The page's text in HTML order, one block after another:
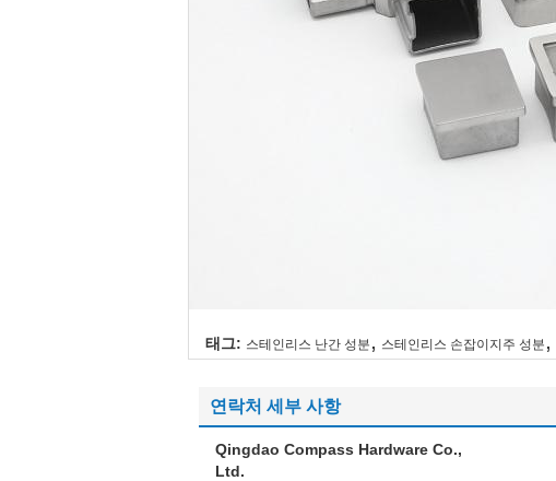
태그: 스테인리스 난간 성분 , 스테인리스 손잡이지주 성분 ,
연락처 세부 사항
Qingdao Compass Hardware Co.,
Ltd.